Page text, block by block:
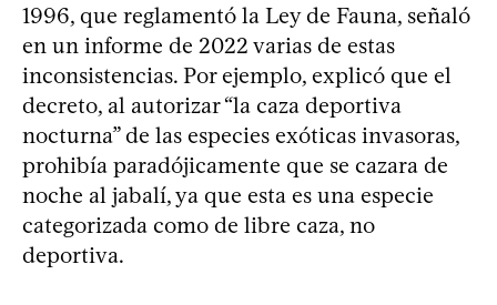
1996, que reglamentó la Ley de Fauna, señaló
en un informe de 2022 varias de estas
inconsistencias. Por ejemplo, explicó que el
decreto, al autorizar “la caza deportiva
nocturna” de las especies exóticas invasoras,
prohibía paradójicamente que se cazara de
noche al jabalí, ya que esta es una especie
categorizada como de libre caza, no
deportiva.